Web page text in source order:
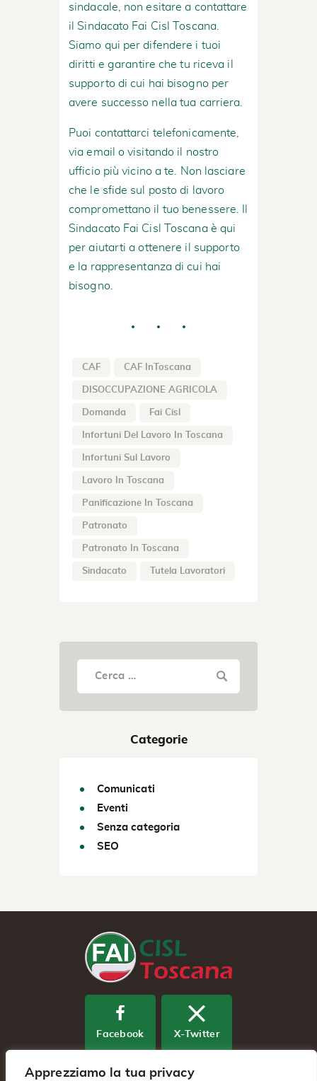
Apprezziamo la tua privacy
sindacale, non esitare a contattare
il Sindacato Fai Cisl Toscana.
Siamo qui per difendere i tuoi
diritti e garantire che tu riceva il
supporto di cui hai bisogno per
avere successo nella tua carriera.
Puoi contattarci telefonicamente,
via email o visitando il nostro
ufficio più vicino a te. Non lasciare
che le sfide sul posto di lavoro
compromettano il tuo benessere. Il
Sindacato Fai Cisl Toscana è qui
per aiutarti a ottenere il supporto
e la rappresentanza di cui hai
bisogno.
CAF CAF InToscana
DISOCCUPAZIONE AGRICOLA
Domanda Fai Cisl
Infortuni Del Lavoro In Toscana
Infortuni Sul Lavoro
Lavoro In Toscana
Panificazione In Toscana
Patronato
Patronato In Toscana
Sindacato Tutela Lavoratori
Categorie
Comunicati
Eventi
Senza categoria
SEO
Facebook X-Twitter